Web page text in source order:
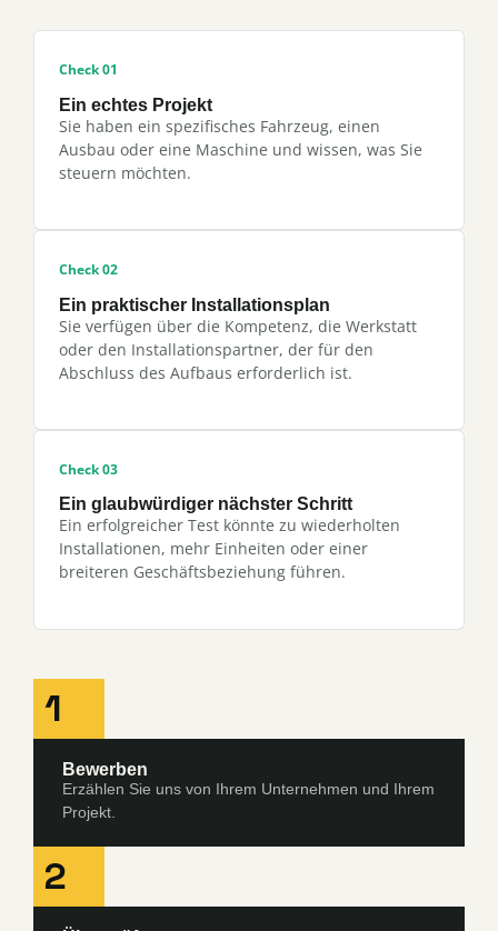
Check 01
Ein echtes Projekt
Sie haben ein spezifisches Fahrzeug, einen
Ausbau oder eine Maschine und wissen, was Sie
steuern möchten.
Check 02
Ein praktischer Installationsplan
Sie verfügen über die Kompetenz, die Werkstatt
oder den Installationspartner, der für den
Abschluss des Aufbaus erforderlich ist.
Check 03
Ein glaubwürdiger nächster Schritt
Ein erfolgreicher Test könnte zu wiederholten
Installationen, mehr Einheiten oder einer
breiteren Geschäftsbeziehung führen.
1
Bewerben
Erzählen Sie uns von Ihrem Unternehmen und Ihrem
Projekt.
2